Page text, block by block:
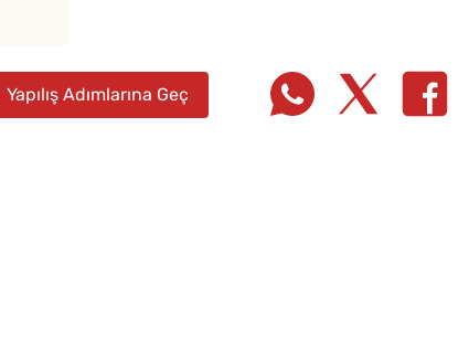
Yapılış Adımlarına Geç